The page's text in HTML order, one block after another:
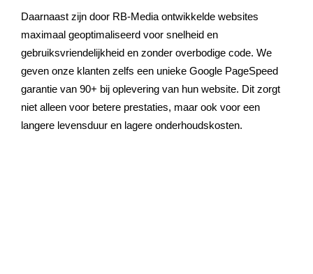
Daarnaast zijn door RB-Media ontwikkelde websites
maximaal geoptimaliseerd voor snelheid en
gebruiksvriendelijkheid en zonder overbodige code. We
geven onze klanten zelfs een unieke Google PageSpeed
garantie van 90+ bij oplevering van hun website. Dit zorgt
niet alleen voor betere prestaties, maar ook voor een
langere levensduur en lagere onderhoudskosten.